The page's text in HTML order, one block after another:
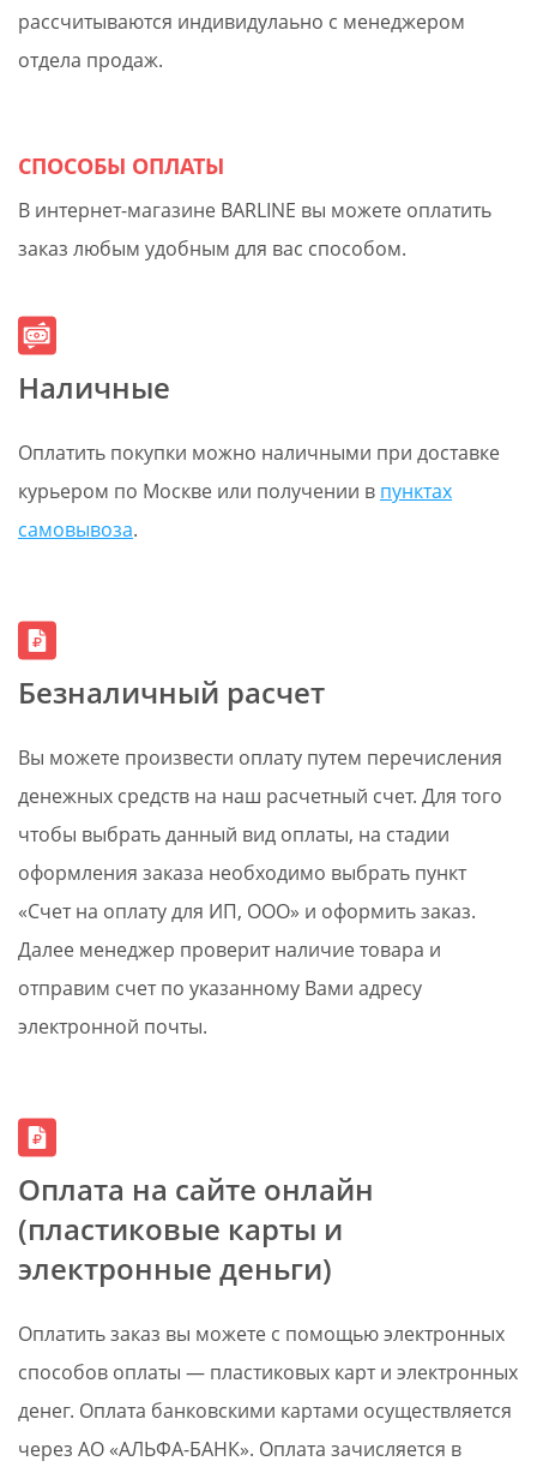
рассчитываются индивидулаьно с менеджером
отдела продаж.
СПОСОБЫ ОПЛАТЫ
В интернет-магазине BARLINE вы можете оплатить
заказ любым удобным для вас способом.
Наличные
Оплатить покупки можно наличными при доставке
курьером по Москве или получении в пунктах
самовывоза.
Безналичный расчет
Вы можете произвести оплату путем перечисления
денежных средств на наш расчетный счет. Для того
чтобы выбрать данный вид оплаты, на стадии
оформления заказа необходимо выбрать пункт
«Счет на оплату для ИП, ООО» и оформить заказ.
Далее менеджер проверит наличие товара и
отправим счет по указанному Вами адресу
электронной почты.
Оплата на сайте онлайн
(пластиковые карты и
электронные деньги)
Оплатить заказ вы можете с помощью электронных
способов оплаты — пластиковых карт и электронных
денег. Оплата банковскими картами осуществляется
через АО «АЛЬФА-БАНК». Оплата зачисляется в